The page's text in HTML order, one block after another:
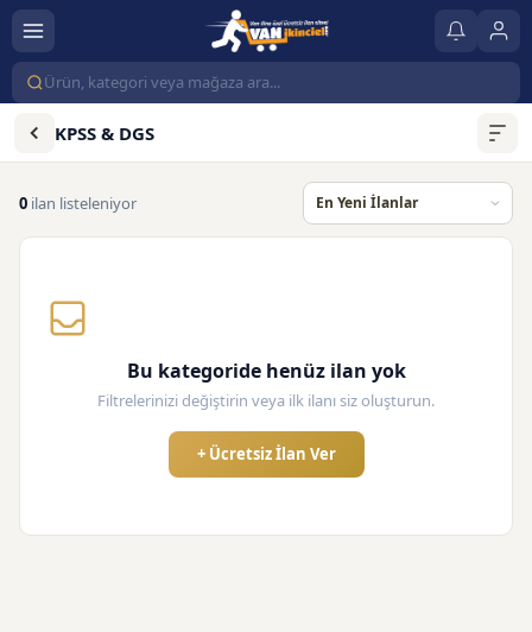
KPSS & DGS
0 ilan listeleniyor
Bu kategoride henüz ilan yok
Filtrelerinizi değiştirin veya ilk ilanı siz oluşturun.
+ Ücretsiz İlan Ver